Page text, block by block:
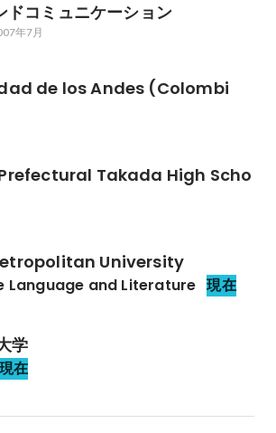
ドコミュニケーション
年7月
de los Andes (Colombi
Takada High Scho
University
Language and Literature 現在
学
現在